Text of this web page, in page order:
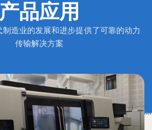
产品应用
制造业的发展和进步提供了可靠的动力
传输解决方案